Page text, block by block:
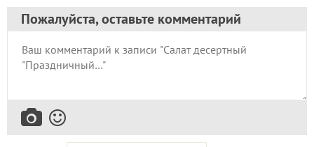
Пожалуйста, оставьте комментарий